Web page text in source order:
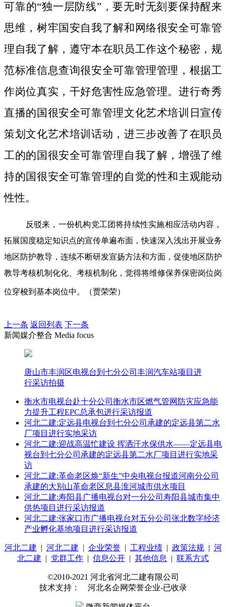
可靠的“独一层防线”，要无时无刻要保持醒来
思维，树牢国安自我了解和网络很安全可靠管
理自我了解，遵守本在职员工作这个秘密，规
范标准信息查询很安全可靠管理管理，根据工
作岗位真实，干好危害性应急管理。进行奇秀
直播的国很安全可靠管理文化艺术培训日宣传
策划文化艺术培训话动，进三步改善了在职员
工的的国很安全可靠管理自我了解，增强了维
持的国很安全可靠管理的自觉的性和主观能动
性性。
反驳来，一份机构党工团将持续性实施相应活动内容，
拓展国度稳定知识点的宣传单遍布面，快速深入浅出开展业务
地区防护教导，连续不断研发宣扬方法和方面，促使地区防护
教导考核机制化化、考核机制化，觉得将维修保养保密岗位岗
位穿梭到基本岗位中。（贾荣荣）
上一条 返回列表 下一条
新闻媒介整合 Media focus
唐山市丰润区电视台到七分公司丰润汽车站项目进
行采访拍摄
衡水市电视台赴十分公司衡水市区燃气管网防灾应急能
力提升工程EPC总承包进行采访报道
河北二建:定远县电视台到七分公司承建的定远县第二水
厂项目进行实地采访
河北二建:迎战高温忙建设 挥洒汗水保供水——定远县电
视台到七分公司承建的定远县第二水厂项目进行实地采
访
河北二建:革命老区焕“新生”中央电视台报道河南分公司
承建的大别山革命老区息县淮河城市供水项目
河北二建:寿阳县广播电视台对一分公司寿阳县城市集中
供热项目进行采访报道
河北二建:张家口市广播电视台对五分公司张北数字经济
产业孵化基地项目进行采访报道
河北二建 | 河北二建 | 企业荣誉| 工程业绩| 政策法规| 河
北二建 | 党群工作 | 信息公开 | 其他信息 | 联系方式
©2010-2021 河北省河北二建有限公司
技术支持： 河北名企网荣誉企业-已收录